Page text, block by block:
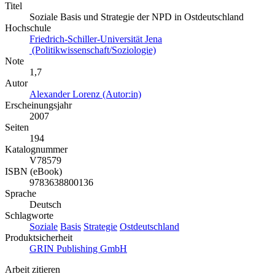
Titel
Soziale Basis und Strategie der NPD in Ostdeutschland
Hochschule
Friedrich-Schiller-Universität Jena
(Politikwissenschaft/Soziologie)
Note
1,7
Autor
Alexander Lorenz (Autor:in)
Erscheinungsjahr
2007
Seiten
194
Katalognummer
V78579
ISBN (eBook)
9783638800136
Sprache
Deutsch
Schlagworte
Soziale Basis Strategie Ostdeutschland
Produktsicherheit
GRIN Publishing GmbH
Arbeit zitieren